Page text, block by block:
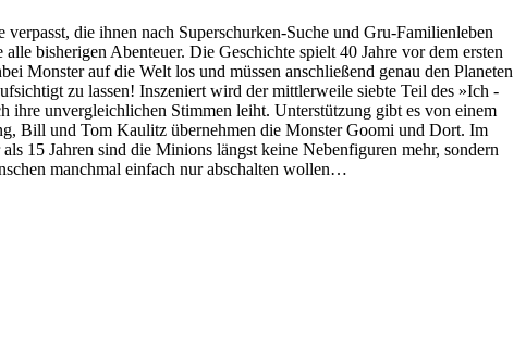
die ihnen nach Superschurken-Suche und Gru-Familienleben
bisherigen Abenteuer. Die Geschichte spielt 40 Jahre vor dem ersten
Monster auf die Welt los und müssen anschließend genau den Planeten
zu lassen! Inszeniert wird der mittlerweile siebte Teil des »Ich -
unvergleichlichen Stimmen leiht. Unterstützung gibt es von einem
Bill und Tom Kaulitz übernehmen die Monster Goomi und Dort. Im
15 Jahren sind die Minions längst keine Nebenfiguren mehr, sondern
manchmal einfach nur abschalten wollen…